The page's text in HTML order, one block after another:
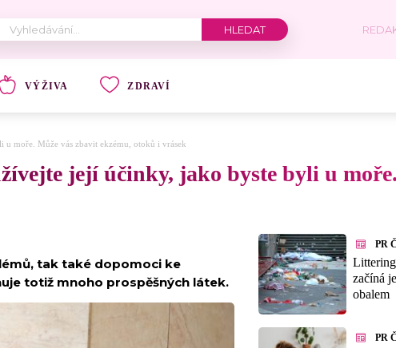
VÝŽIVA ZDRAVÍ
moře. Může vás zbavit ekzému, otoků i vrásek
její účinky, jako byste byli u
tak také dopomoci ke
totiž mnoho prospěšných látek.
PR
začíná
obalem
PR